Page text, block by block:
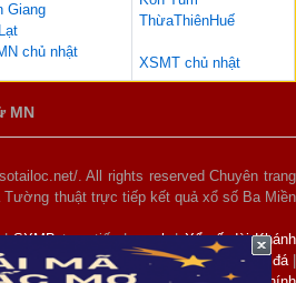
Giang
chủ nhật
ThừaThiênHuế
XSMT chủ nhật
MN
. All rights reserved Chuyên trang
thuật trực tiếp kết quả xổ số Ba Miền
SXMBtrực tiếp |xsmb|Xổ số đài Khánh
số miền bắc hôm nay|lịch thi đấu bóng đá|